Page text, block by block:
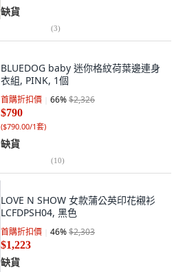
缺貨
(3)
BLUEDOG baby 迷你格紋荷葉邊連身
衣組, PINK, 1個
首購折扣價 66%$2,326
$790
($790.00/1套)
缺貨
(10)
LOVE N SHOW 女款蒲公英印花襯衫
LCFDPSH04, 黑色
首購折扣價 46%$2,303
$1,223
缺貨